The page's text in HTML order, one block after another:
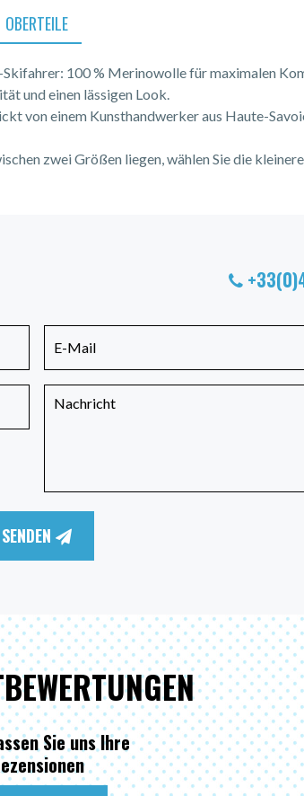
OBERTEILE
100 % Merinowolle für maximalen
und einen lässigen Look.
von einem Kunsthandwerker aus Haute-
zwei Größen liegen, wählen Sie die
SENDEN
Sie uns Ihre